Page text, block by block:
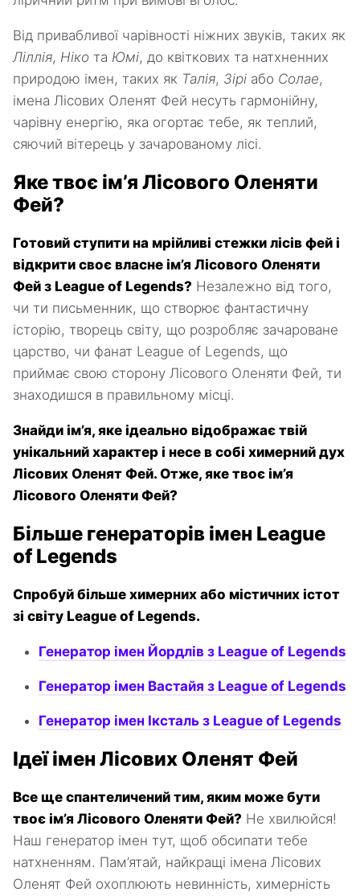
Від привабливої чарівності ніжних звуків, таких як
Ліллія, Ніко та Юмі, до квіткових та натхненних
природою імен, таких як Талія, Зірі або Солае,
імена Лісових Оленят Фей несуть гармонійну,
чарівну енергію, яка огортає тебе, як теплий,
сяючий вітерець у зачарованому лісі.
Яке твоє ім’я Лісового Оленяти
Фей?
Готовий ступити на мрійливі стежки лісів фей і
відкрити своє власне ім’я Лісового Оленяти
Фей з League of Legends? Незалежно від того,
чи ти письменник, що створює фантастичну
історію, творець світу, що розробляє зачароване
царство, чи фанат League of Legends, що
приймає свою сторону Лісового Оленяти Фей, ти
знаходишся в правильному місці.
Знайди ім’я, яке ідеально відображає твій
унікальний характер і несе в собі химерний дух
Лісових Оленят Фей. Отже, яке твоє ім’я
Лісового Оленяти Фей?
Більше генераторів імен League
of Legends
Спробуй більше химерних або містичних істот
зі світу League of Legends.
Генератор імен Йордлів з League of Legends
Генератор імен Вастайя з League of Legends
Генератор імен Іксталь з League of Legends
Ідеї імен Лісових Оленят Фей
Все ще спантеличений тим, яким може бути
твоє ім’я Лісового Оленяти Фей? Не хвилюйся!
Наш генератор імен тут, щоб обсипати тебе
натхненням. Пам’ятай, найкращі імена Лісових
Оленят Фей охоплюють невинність, химерність